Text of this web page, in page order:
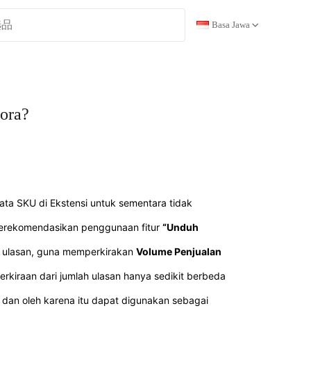
Basa Jawa
SKU di Ekstensi untuk sementara tidak
penggunaan fitur “Unduh
guna memperkirakan Volume Penjualan
dari jumlah ulasan hanya sedikit berbeda
oleh karena itu dapat digunakan sebagai